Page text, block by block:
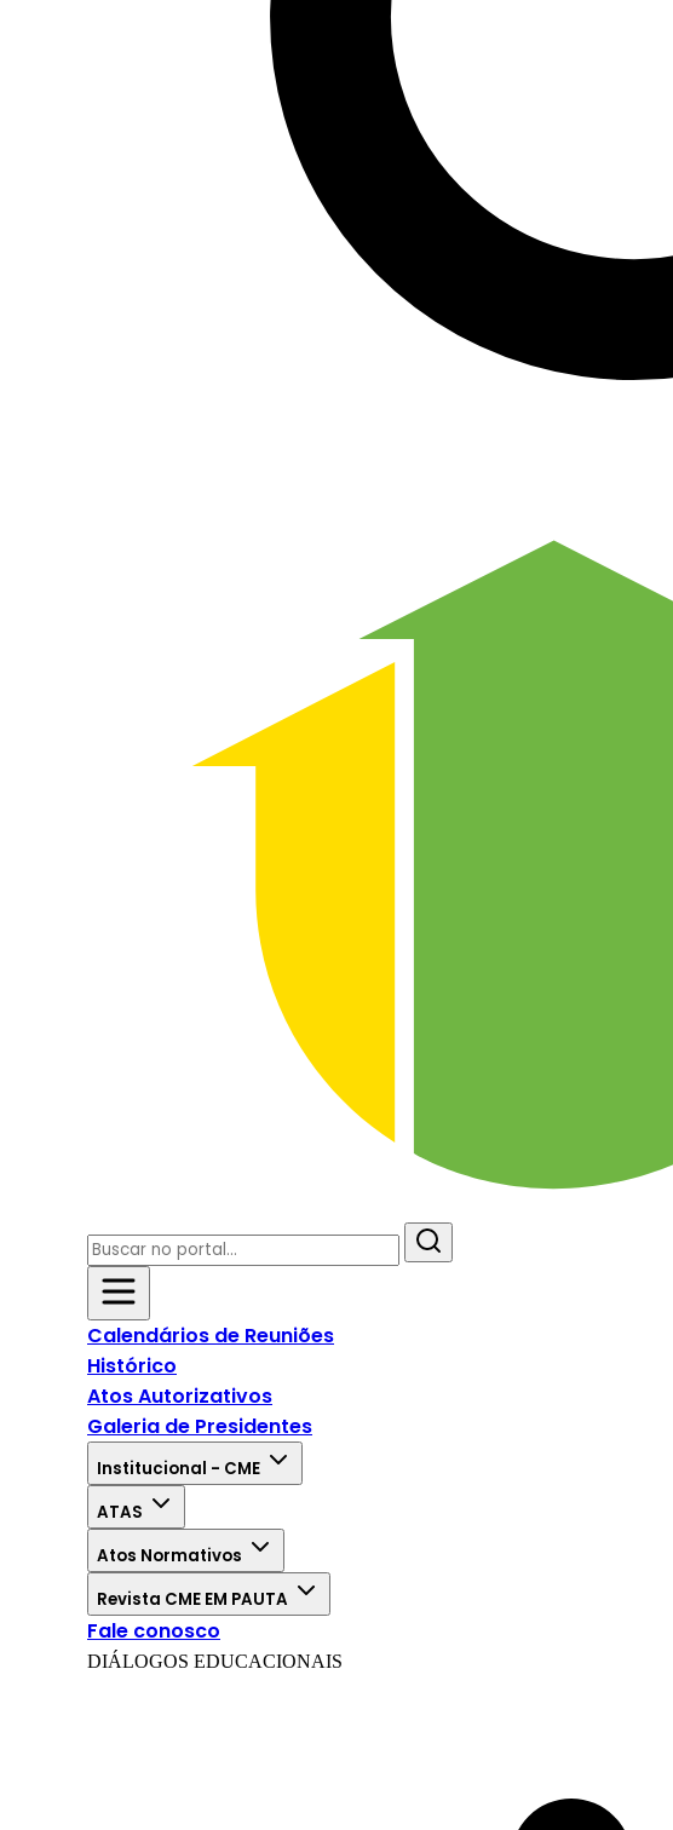
Calendários de Reuniões
Histórico
Atos Autorizativos
Galeria de Presidentes
Institucional - CME
ATAS
Atos Normativos
Revista CME EM PAUTA
Fale conosco
DIÁLOGOS EDUCACIONAIS